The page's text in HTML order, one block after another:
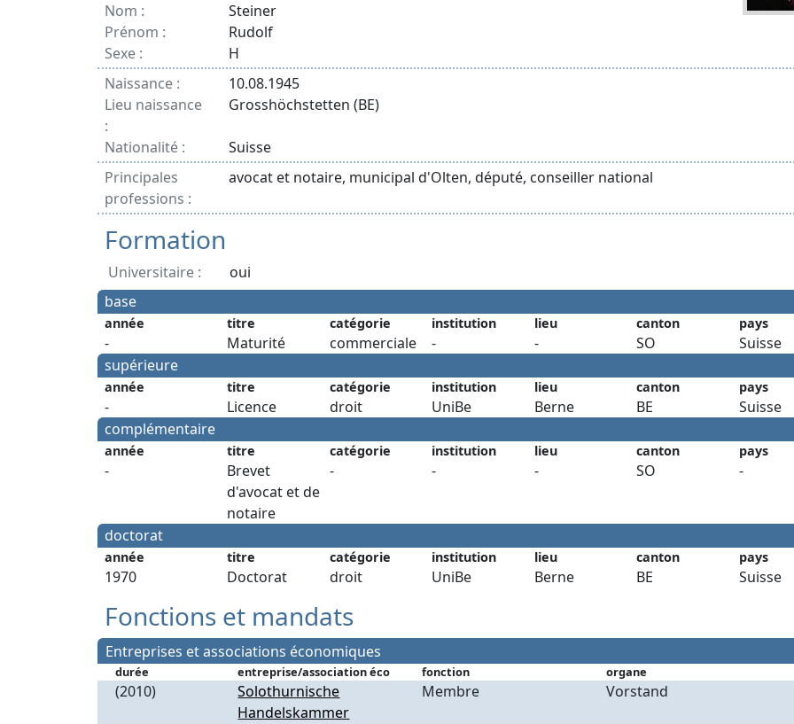
Nom :
Steiner
Prénom :
Rudolf
Sexe :
H
Naissance :
10.08.1945
Lieu naissance
:
Grosshöchstetten (BE)
Nationalité :
Suisse
Principales
professions :
avocat et notaire, municipal d'Olten, député, conseiller national
Formation
Universitaire :
oui
base
année titre catégorie institution lieu canton pays
- Maturité commerciale - - SO
Suisse
supérieure
année titre catégorie institution lieu canton pays
- Licence droit UniBe Berne BE
Suisse
complémentaire
année titre catégorie institution lieu canton pays
-
Brevet
d'avocat et de
notaire
- - - SO -
doctorat
année titre catégorie institution lieu canton pays
1970 Doctorat droit UniBe Berne BE Suisse
Fonctions et mandats
Entreprises et associations économiques
durée entreprise/association éco fonction organe
(2010)
Solothurnische
Handelskammer
Membre Vorstand